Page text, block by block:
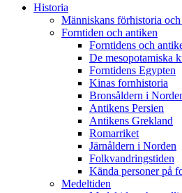
Historia
Människans förhistoria och
Forntiden och antiken
Forntidens och
De mesopotamiska
Forntidens Egypten
Kinas fornhistoria
Bronsåldern i
Antikens Persien
Antikens Grekland
Romarriket
Järnåldern i Norden
Folkvandringstiden
Kända personer på
Medeltiden